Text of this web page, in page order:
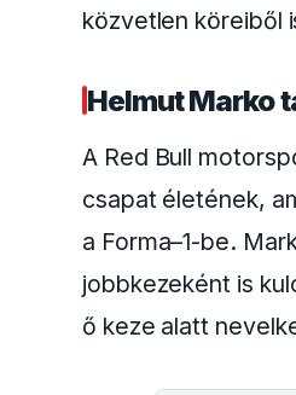
közvetlen köreiből
Helmut Marko
A Red Bull
csapat életének,
a Forma–1-be.
jobbkezeként is
ő keze alatt